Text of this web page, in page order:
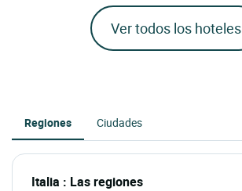
Ver todos los hoteles
Regiones Ciudades
Italia : Las regiones